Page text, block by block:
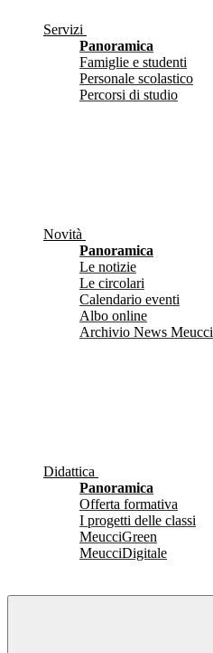
Servizi
Panoramica
Famiglie e studenti
Personale scolastico
Percorsi di studio
Novità
Panoramica
Le notizie
Le circolari
Calendario eventi
Albo online
Archivio News Meucci
Didattica
Panoramica
Offerta formativa
I progetti delle classi
MeucciGreen
MeucciDigitale